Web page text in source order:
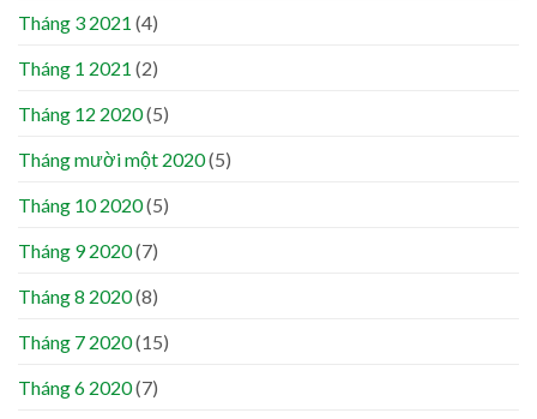
Tháng 3 2021 (4)
Tháng 1 2021 (2)
Tháng 12 2020(5)
Tháng mười một 2020(5)
Tháng 10 2020(5)
Tháng 9 2020(7)
Tháng 8 2020(8)
Tháng 7 2020(15)
Tháng 6 2020(7)